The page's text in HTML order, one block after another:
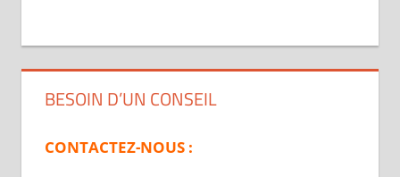
BESOIN D’UN CONSEIL
CONTACTEZ-NOUS :